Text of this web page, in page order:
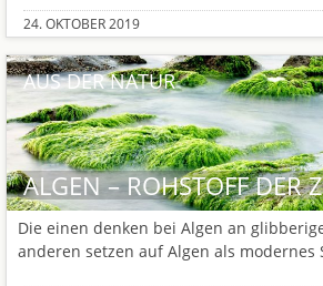
24. OKTOBER 2019
ALGEN – ROHSTOFF DER
AUS DER NATUR
Die einen denken bei Algen an
anderen setzen auf Algen als modernes